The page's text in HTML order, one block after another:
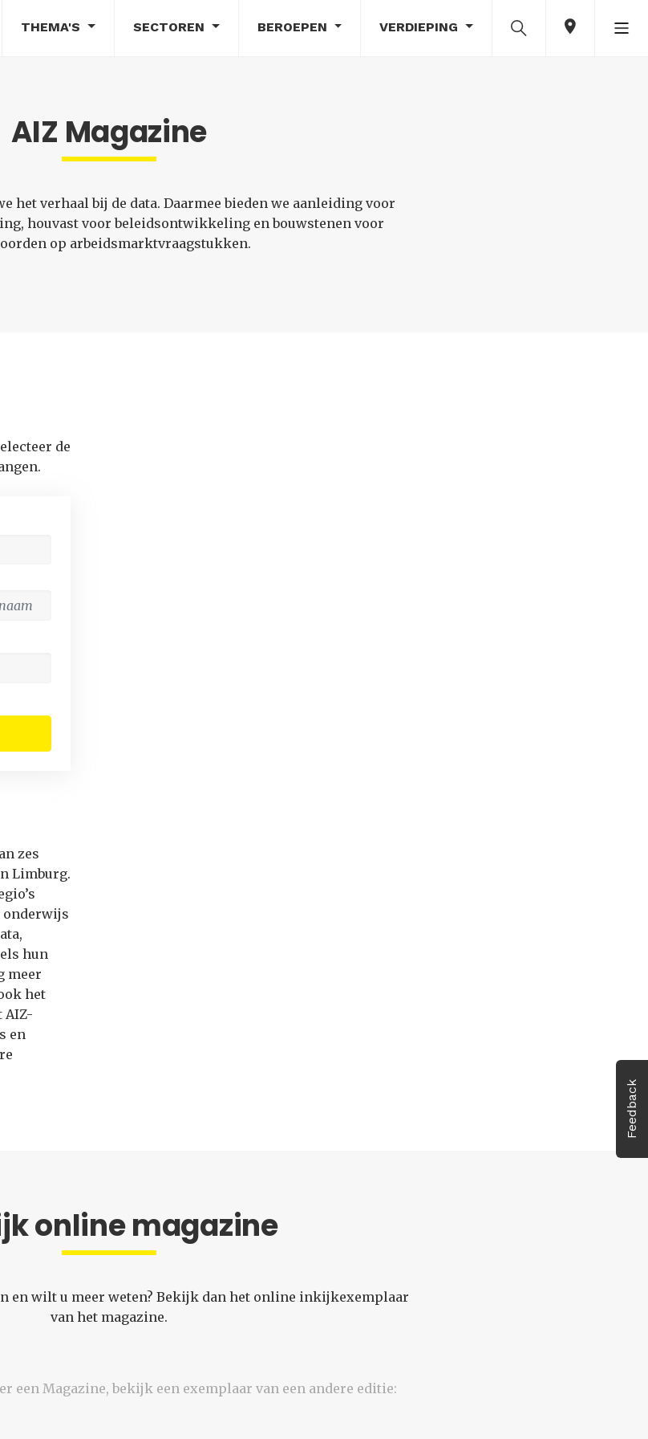
THEMA'S SECTOREN BEROEPEN VERDIEPING
Feedback
AIZ Magazine
het verhaal bij de data. Daarmee bieden we aanleiding voor
houvast voor beleidsontwikkeling en bouwstenen voor
op arbeidsmarktvraagstukken.
de
zes
Limburg.
onderwijs
hun
meer
het
AIZ-
en
online magazine
en wilt u meer weten? Bekijk dan het online inkijkexemplaar
van het magazine.
een Magazine, bekijk een exemplaar van een andere editie: